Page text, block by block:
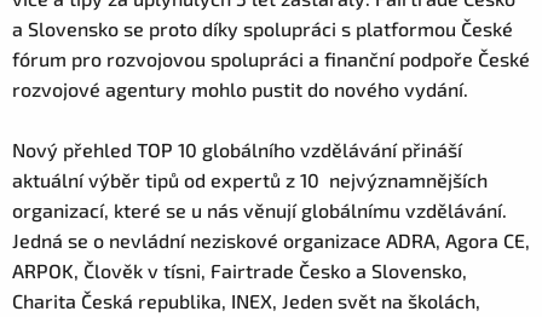
a Slovensko se proto díky spolupráci s platformou České
fórum pro rozvojovou spolupráci a finanční podpoře České
rozvojové agentury mohlo pustit do nového vydání.
Nový přehled TOP 10 globálního vzdělávání přináší
aktuální výběr tipů od expertů z 10 nejvýznamnějších
organizací, které se u nás věnují globálnímu vzdělávání.
Jedná se o nevládní neziskové organizace ADRA, Agora CE,
ARPOK, Člověk v tísni, Fairtrade Česko a Slovensko,
Charita Česká republika, INEX, Jeden svět na školách,